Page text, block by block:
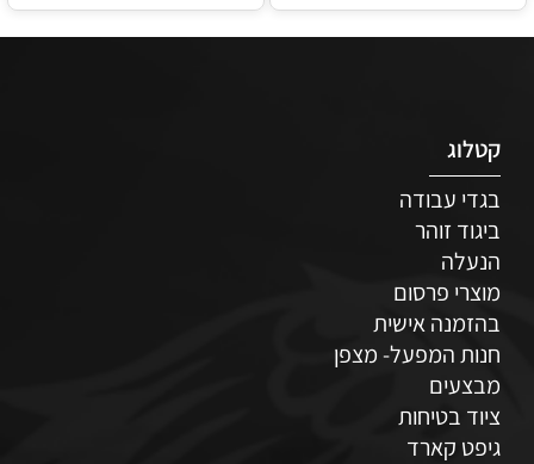
קטלוג
בגדי עבודה
ביגוד זוהר
הנעלה
מוצרי פרסום
בהזמנה אישית
חנות המפעל- מצפן
מבצעים
ציוד בטיחות
גיפט קארד